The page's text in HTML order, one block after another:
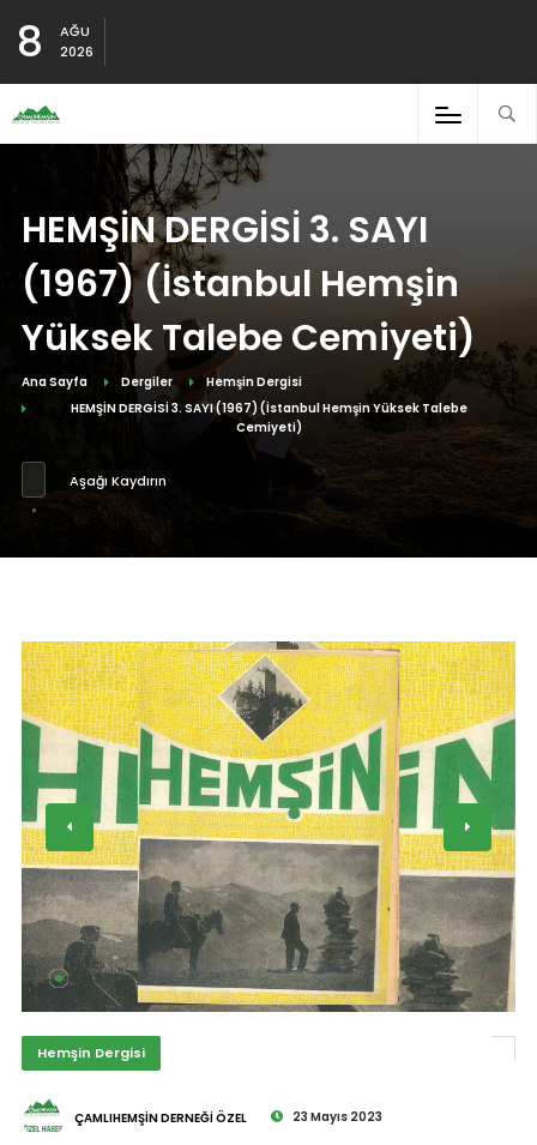
8
AĞU
2026
HEMŞİN DERGİSİ 3. SAYI
(1967) (İstanbul Hemşin
Yüksek Talebe Cemiyeti)
Ana Sayfa Dergiler
Hemşin Dergisi
HEMŞİN DERGİSİ 3. SAYI (1967) (İstanbul Hemşin Yüksek Talebe
Cemiyeti)
Aşağı Kaydırın
Hemşin Dergisi
ÇAMLIHEMŞİN DERNEĞİ ÖZEL 23 Mayıs 2023